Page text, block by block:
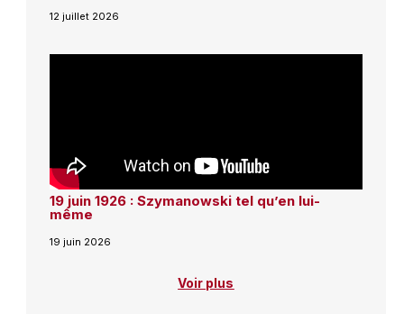
12 juillet 2026
19 juin 1926 : Szymanowski tel qu’en lui-
même
19 juin 2026
Voir plus